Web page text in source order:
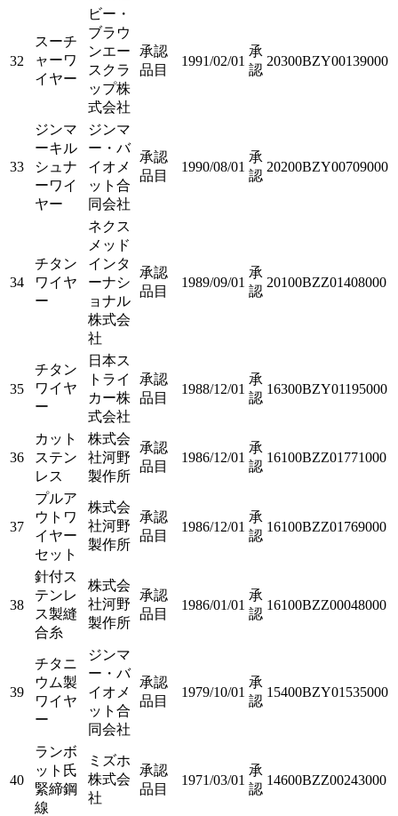
32
スーチ
ャーワ
イヤー
ビー・
ブラウ
ンエー
スクラ
ップ株
式会社
承認
品目
1991/02/01
承
認
20300BZY00139000
33
ジンマ
ーキル
シュナ
ーワイ
ヤー
ジンマ
ー・バ
イオメ
ット合
同会社
承認
品目
1990/08/01
承
認
20200BZY00709000
34
チタン
ワイヤ
ー
ネクス
メッド
インタ
ーナシ
ョナル
株式会
社
承認
品目
1989/09/01
承
認
20100BZZ01408000
35
チタン
ワイヤ
ー
日本ス
トライ
カー株
式会社
承認
品目
1988/12/01
承
認
16300BZY01195000
36
カット
ステン
レス
株式会
社河野
製作所
承認
品目
1986/12/01
承
認
16100BZZ01771000
37
プルア
ウトワ
イヤー
セット
株式会
社河野
製作所
承認
品目
1986/12/01
承
認
16100BZZ01769000
38
針付ス
テンレ
ス製縫
合糸
株式会
社河野
製作所
承認
品目
1986/01/01
承
認
16100BZZ00048000
39
チタニ
ウム製
ワイヤ
ー
ジンマ
ー・バ
イオメ
ット合
同会社
承認
品目
1979/10/01
承
認
15400BZY01535000
40
ランボ
ット氏
緊締鋼
線
ミズホ
株式会
社
承認
品目
1971/03/01
承
認
14600BZZ00243000